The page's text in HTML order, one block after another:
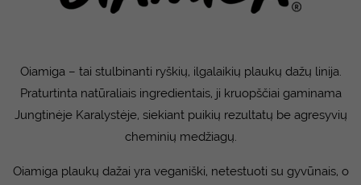
Oiamiga – tai stulbinanti ryškių, ilgalaikių plaukų dažų linija.
Praturtinta natūraliais ingredientais, ji kruopščiai gaminama
Jungtinėje Karalystėje, siekiant puikių rezultatų be agresyvių
cheminių medžiagų.
Oiamiga plaukų dažai yra veganiški, netestuoti su gyvūnais, o